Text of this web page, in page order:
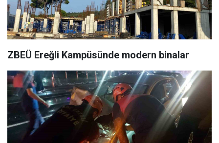
ZBEÜ Ereğli Kampüsünde modern binalar